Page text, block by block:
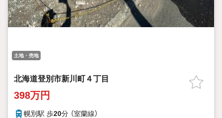
土地・売地
北海道登別市新川町４丁目
398万円
幌別駅 歩20分 （室蘭線）